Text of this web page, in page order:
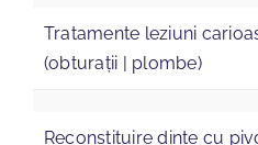
Tratamente leziuni
(obturații | plombe)
Reconstituire dinte cu